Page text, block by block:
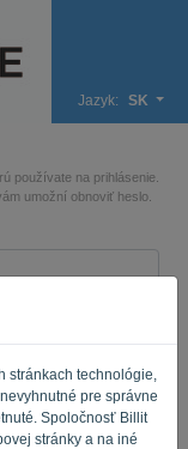
technológie,
pre správne
Spoločnosť Billit
stránky a na iné
Jazyk: SK
používate na prihlásenie.
umožní obnoviť heslo.